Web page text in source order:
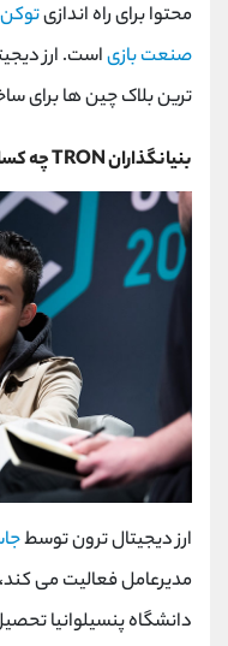
محتوا برای راه‌ اندازیتوکن‌
صنعت بازیاست. ارز
ترین بلاک چین ها برای
بنیانگذاران TRON چه کسانی هستند؟
ارز دیجیتال ترون توسط
مدیرعامل فعالیت می
دانشگاه پنسیلوانیا